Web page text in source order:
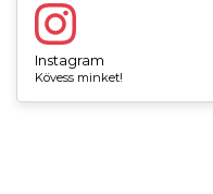
Instagram
Kövess minket!